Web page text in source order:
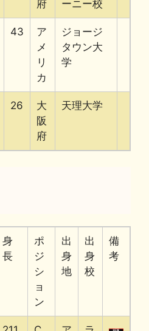
府
ーニー校
43
ア
メ
リ
カ
ジョージ
タウン大
学
26
大
阪
府
天理大学
身
長
ポ
ジ
シ
ョ
ン
出
身
地
出
身
校
備
考